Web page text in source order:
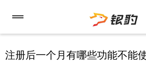
注册后一个月有哪些功能不能